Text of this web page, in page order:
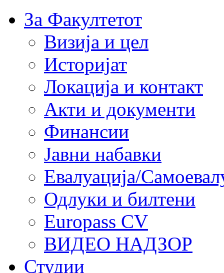
За Факултетот
Визија и цел
Историјат
Локација и контакт
Акти и документи
Финансии
Јавни набавки
Евалуација/
Одлуки и билтени
Europass CV
ВИДЕО НАДЗОР
Студии